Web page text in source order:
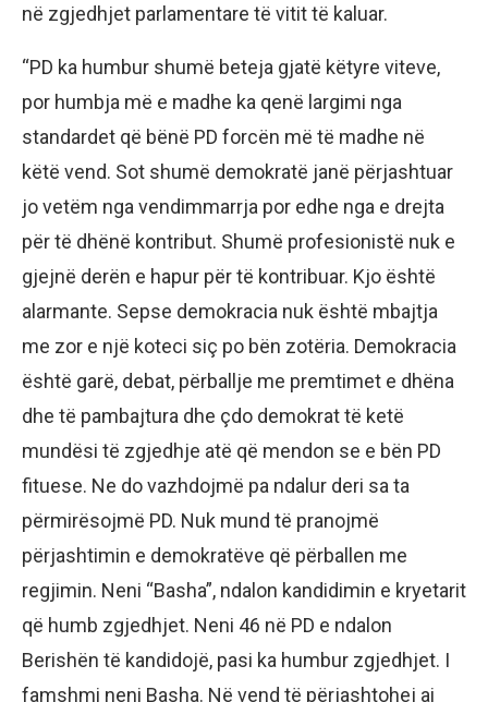
në zgjedhjet parlamentare të vitit të kaluar.
“PD ka humbur shumë beteja gjatë këtyre viteve,
por humbja më e madhe ka qenë largimi nga
standardet që bënë PD forcën më të madhe në
këtë vend. Sot shumë demokratë janë përjashtuar
jo vetëm nga vendimmarrja por edhe nga e drejta
për të dhënë kontribut. Shumë profesionistë nuk e
gjejnë derën e hapur për të kontribuar. Kjo është
alarmante. Sepse demokracia nuk është mbajtja
me zor e një koteci siç po bën zotëria. Demokracia
është garë, debat, përballje me premtimet e dhëna
dhe të pambajtura dhe çdo demokrat të ketë
mundësi të zgjedhje atë që mendon se e bën PD
fituese. Ne do vazhdojmë pa ndalur deri sa ta
përmirësojmë PD. Nuk mund të pranojmë
përjashtimin e demokratëve që përballen me
regjimin. Neni “Basha”, ndalon kandidimin e kryetarit
që humb zgjedhjet. Neni 46 në PD e ndalon
Berishën të kandidojë, pasi ka humbur zgjedhjet. I
famshmi neni Basha. Në vend të përjashtohej ai